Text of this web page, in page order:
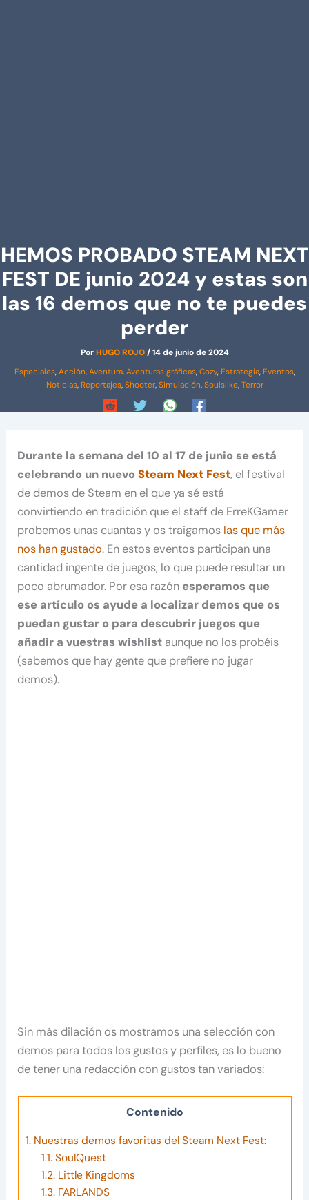
HEMOS PROBADO STEAM NEXT
FEST DE junio 2024 y estas son
las 16 demos que no te puedes
perder
PorHUGO ROJO/14 de junio de 2024
Especiales,Acción,Aventura,Aventuras gráficas,Cozy, Estrategia, Eventos,
Noticias, Reportajes,Shooter,Simulación,Soulslike,Terror
Durante la semana del 10 al 17 de junio se está
celebrando un nuevoSteam Next Fest, el festival
de demos de Steam en el que ya sé está
convirtiendo en tradición que el staff de ErreKGamer
probemos unas cuantas y os traigamos las que más
nos han gustado. En estos eventos participan una
cantidad ingente de juegos, lo que puede resultar un
poco abrumador. Por esa razón esperamos que
ese artículo os ayude a localizar demos que os
puedan gustar o para descubrir juegos que
añadir a vuestras wishlist aunque no los probéis
(sabemos que hay gente que prefiere no jugar
demos).
Sin más dilación os mostramos una selección con
demos para todos los gustos y perfiles, es lo bueno
de tener una redacción con gustos tan variados:
Contenido
1.Nuestras demos favoritas del Steam Next Fest:
1.1.SoulQuest
1.2.Little Kingdoms
1.3.FARLANDS